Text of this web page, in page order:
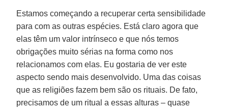
Estamos começando a recuperar certa sensibilidade
para com as outras espécies. Está claro agora que
elas têm um valor intrínseco e que nós temos
obrigações muito sérias na forma como nos
relacionamos com elas. Eu gostaria de ver este
aspecto sendo mais desenvolvido. Uma das coisas
que as religiões fazem bem são os rituais. De fato,
precisamos de um ritual a essas alturas – quase